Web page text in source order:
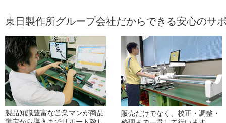
東日製作所グループ会社だからできる安心のサ
製品知識豊富な営業マンが商品
販売だけでなく、校正・調整・